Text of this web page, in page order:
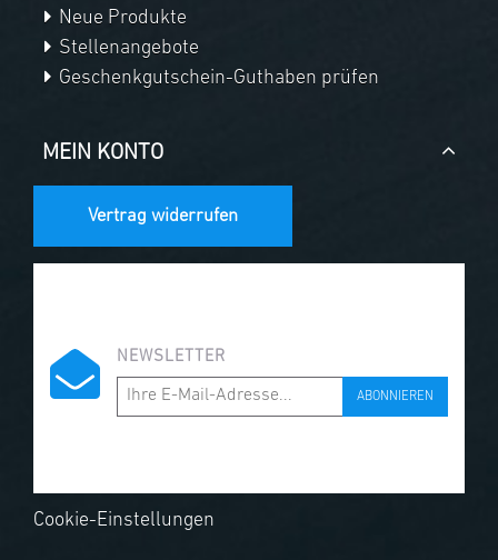
Neue Produkte
Stellenangebote
Geschenkgutschein-Guthaben prüfen
MEIN KONTO
Vertrag widerrufen
NEWSLETTER
ABONNIEREN
Cookie-Einstellungen